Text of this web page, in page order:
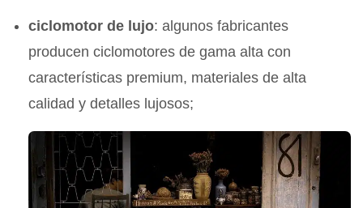
ciclomotor de lujo: algunos fabricantes
producen ciclomotores de gama alta con
características premium, materiales de alta
calidad y detalles lujosos;